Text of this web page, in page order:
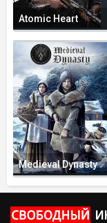
Atomic Heart
Medieval Dynasty